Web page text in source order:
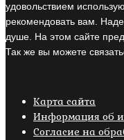
удовольствием
рекомендовать вам.
душе. На этом сайте
Так же вы можете
Карта сайта
Информация об
Cогласие на